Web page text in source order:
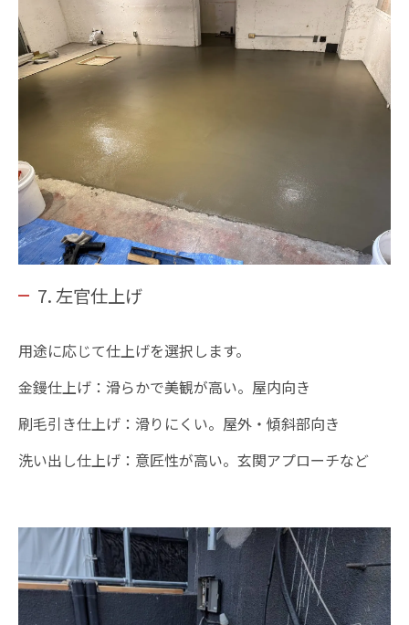
7. 左官仕上げ
用途に応じて仕上げを選択します。
金鏝仕上げ：滑らかで美観が高い。屋内向き
刷毛引き仕上げ：滑りにくい。屋外・傾斜部向き
洗い出し仕上げ：意匠性が高い。玄関アプローチなど